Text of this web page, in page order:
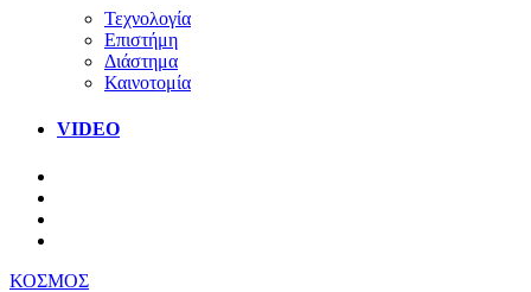
Τεχνολογία
Επιστήμη
Διάστημα
Καινοτομία
VIDEO
ΚΟΣΜΟΣ